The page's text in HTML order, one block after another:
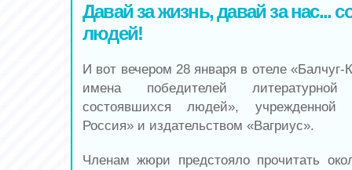
Давай за жизнь, давай за нас...
людей!
И вот вечером 28 января в отеле
имена победителей
состоявшихся людей», учрежденной
Россия» и издательством «Вагриус».
Членам жюри предстояло прочитать